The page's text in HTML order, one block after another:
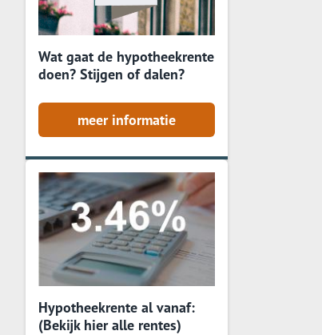
Wat gaat de hypotheekrente
doen? Stijgen of dalen?
meer informatie
Hypotheekrente al vanaf:
(Bekijk hier alle rentes)